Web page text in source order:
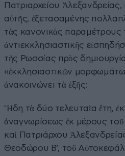
Πατριαρχείου
αὐτῆς, ἐξετασαμένης
τὰς κανονικὰς παραμέτρους
ἀντιεκκλησιαστικῆς
τῆς Ρωσσίας πρὸς
«ἐκκλησιαστικῶν
ἀνακοινώνει τὰ ἑξῆς:
Ἤδη τὰ δύο τελευταῖα ἔτη,
ἀναγνωρίσεως ἐκ μέρους
καὶ Πατριάρχου
Θεοδώρου Β’, τοῦ